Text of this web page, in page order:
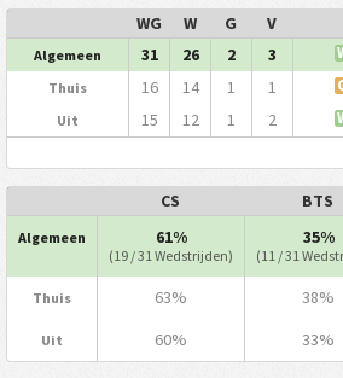
WG W G V
Algemeen 31 26 2 3
Thuis 16 14 1 1
Uit 15 12 1 2
CS BTS
Algemeen 61%
(19 / 31 Wedstrijden)
35%
(11 / 31
Thuis 63% 38%
Uit 60% 33%